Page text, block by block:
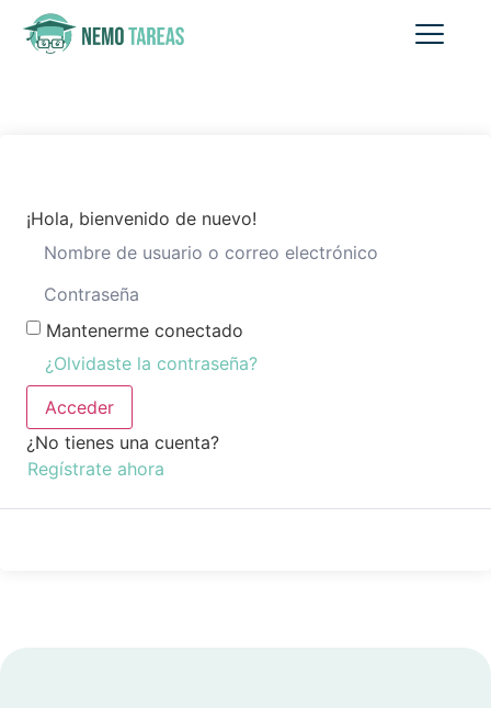
¡Hola, bienvenido de nuevo!
Mantenerme conectado
¿Olvidaste la contraseña?
Acceder
¿No tienes una cuenta?
Regístrate ahora